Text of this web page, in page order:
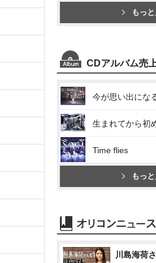
もっ
CDアルバム売
今が思い出にな
生まれてから初
Time flies
もっ
川島海荷